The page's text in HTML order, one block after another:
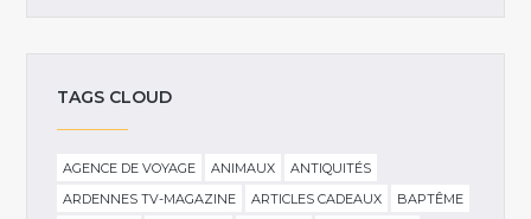
TAGS CLOUD
AGENCE DE VOYAGE ANIMAUX
ANTIQUITÉS
ARDENNES TV-MAGAZINE
ARTICLES CADEAUX
BAPTÊME